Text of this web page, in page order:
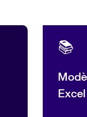
📚
Excel